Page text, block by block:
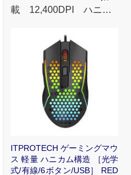
載 12,400DPI ハニカ
ITPROTECH ゲーミングマウ
ス 軽量 ハニカム構造 ［光学
式/有線/6ボタン/USB］ RED